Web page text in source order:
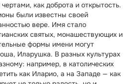
как доброта и открытость.
были известны своей
вере. Имя стало
святых, монашествующих и
формы имени могут
Иларушка. В разных культурах
например, в католических
как Иларио, а на Западе — как